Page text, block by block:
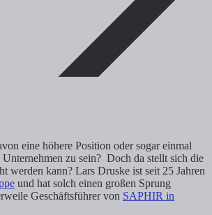
eine höhere Position oder sogar einmal
Unternehmen zu sein? Doch da stellt sich die
werden kann? Lars Druske ist seit 25 Jahren
und hat solch einen großen Sprung
Geschäftsführer von SAPHIR in